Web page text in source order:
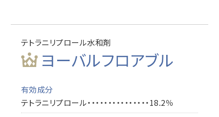
テトラニリプロール水和剤
ヨーバルフロアブル
有効成分
テトラニリプロール・・・・・・・・・・・・・・・18.2％